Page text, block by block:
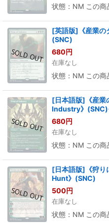
状態：NM この商
[英語版]《産業の
(SNC)
680円
在庫なし
状態：NM この商
[日本語版]《産
Industry》
680円
在庫なし
状態：NM この商
[日本語版]《狩
Hunt》(SNC)
500円
在庫なし
状態：NM この商